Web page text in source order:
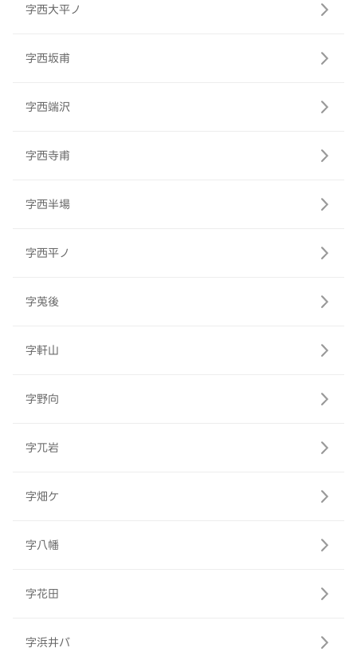
字西大平ノ
字西坂甫
字西端沢
字西寺甫
字西半場
字西平ノ
字莵後
字軒山
字野向
字兀岩
字畑ケ
字八幡
字花田
字浜井バ